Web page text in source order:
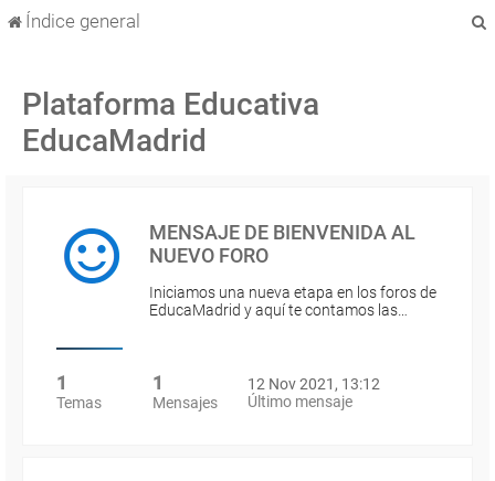
Índice general
Plataforma Educativa
EducaMadrid
MENSAJE DE BIENVENIDA AL
NUEVO FORO
Iniciamos una nueva etapa en los foros de
EducaMadrid y aquí te contamos las…
1
Temas
1
Mensajes
12 Nov 2021, 13:12
Último mensaje